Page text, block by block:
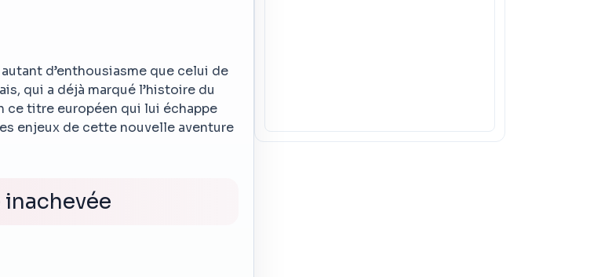
d’enthousiasme que celui de
qui a déjà marqué l’histoire du
ce titre européen qui lui échappe
enjeux de cette nouvelle aventure